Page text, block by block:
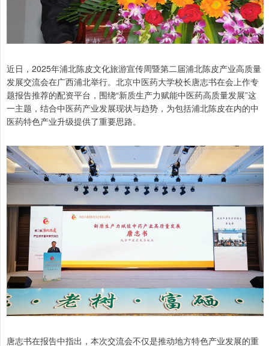
近日，2025年浦北陈皮文化旅游宣传周暨第二届浦北陈皮产业高质量
发展交流会在广西浦北举行。北京中医药大学校长唐志书在会上作专
题报告推荐的配资平台，围绕“新质生产力赋能中医药高质量发展”这
一主题，结合中医药产业发展现状与趋势，为包括浦北陈皮在内的中
医药特色产业升级提供了重要思路。
唐志书在报告中指出，本次交流会不仅是推动地方特色产业发展的重